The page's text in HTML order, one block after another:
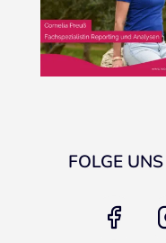
FOLGE